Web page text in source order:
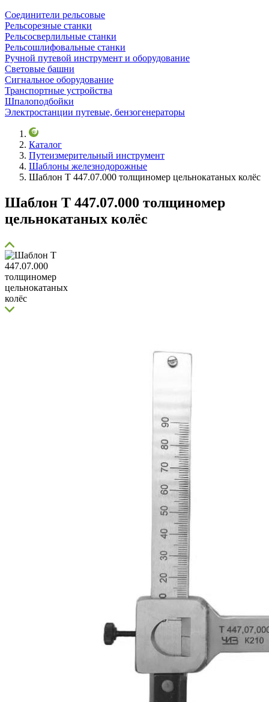
Соединители рельсовые
Рельсорезные станки
Рельсосверлильные станки
Рельсошлифовальные станки
Ручной путевой инструмент и оборудование
Световые башни
Сигнальное оборудование
Транспортные устройства
Шпалоподбойки
Электростанции путевые, бензогенераторы
Каталог
Путеизмерительный инструмент
Шаблоны железнодорожные
Шаблон Т 447.07.000 толщиномер цельнокатаных колёс
Шаблон Т 447.07.000 толщиномер
цельнокатаных колёс